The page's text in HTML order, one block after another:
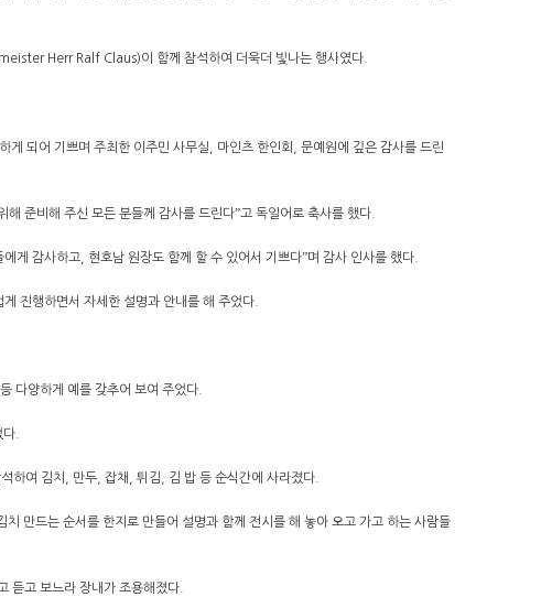
Herr Ralf Claus)이 함께 참석하여 더욱더 빛나는 행사였다.
되어 기쁘며 주최한 이주민 사무실, 마인츠 한인회, 문예원에 깊은 감사를 드린
준비해 주신 모든 분들께 감사를 드린다ˮ고 독일어로 축사를 했다.
게 감사하고, 현호남 원장도 함께 할 수 있어서 기쁘다ˮ며 감사 인사를 했다.
진행하면서 자세한 설명과 안내를 해 주었다.
다양하게 예를 갖추어 보여 주었다.
.
하여 김치, 만두, 잡채, 튀김, 김 밥 등 순식간에 사라졌다.
만드는 순서를 한지로 만들어 설명과 함께 전시를 해 놓아 오고 가고 하는 사람들
듣고 보느라 장내가 조용해졌다.